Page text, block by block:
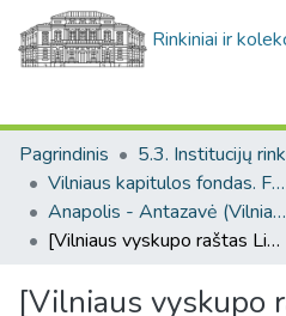
Rinkiniai ir
Pagrindinis
Vilniaus kapitulos fondas. F43
Anapolis - Antazavė (Vilniaus kapitulos fondas. F43. Bažnytinės valdos)
[Vilniaus vyskupo raštas Livonijos teisėjienei Marijonai Sokolovskai dėl Antalieptės bažnyčios].
[Vilniaus vyskupo